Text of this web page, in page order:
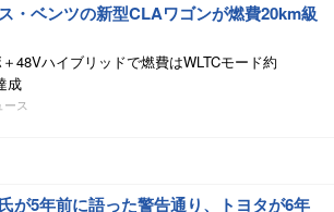
・ベンツの新型CLAワゴンが燃費20km級
48Vハイブリッドで燃費はWLTCモード約
成
ース
が5年前に語った警告通り、トヨタが6年